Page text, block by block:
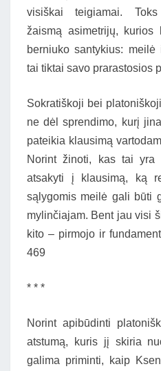
visiškai teigiamai.
žaismą asimetrijų,
berniuko santykius:
tai tiktai savo prarastosios
Sokratiškoji bei
ne dėl sprendimo, kurį
pateikia klausimą
Norint žinoti, kas tai yra
atsakyti į klausimą, ką
sąlygomis meilė gali būti
mylinčiajam. Bent jau visi
kito – pirmojo ir
469
* * *
Norint apibūdinti
atstumą, kuris jį skiria
galima priminti, kaip